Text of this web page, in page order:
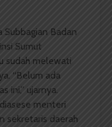
Subbagian Badan
Sumut
sudah melewati
“Belum ada
ini,” ujarnya.
menteri
sekretaris daerah